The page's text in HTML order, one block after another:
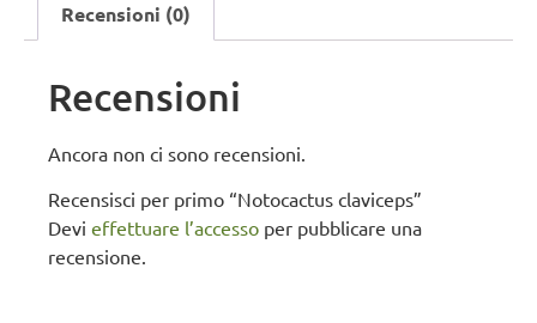
Recensioni (0)
Recensioni
Ancora non ci sono recensioni.
Recensisci per primo “Notocactus claviceps”
Devi effettuare l’accesso per pubblicare una
recensione.